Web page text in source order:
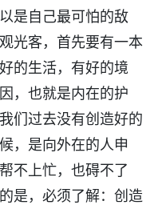
是自己最可怕的敌
光客，首先要有一本
的生活，有好的境
，也就是内在的护
们过去没有创造好的
，是向外在的人申
不上忙，也碍不了
是，必须了解：创造